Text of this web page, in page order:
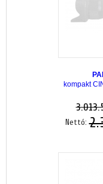
kompakt
Nettó: